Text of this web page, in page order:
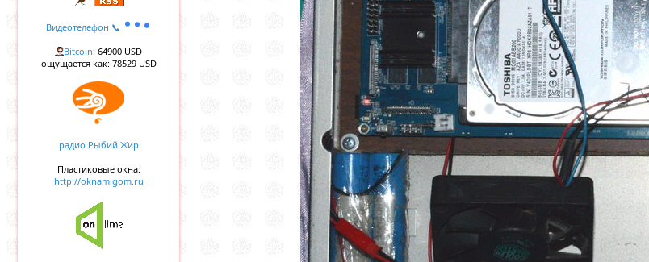
Видеотелефон 📞
Bitcoin: 64900 USD
ощущается как: 78529 USD
радио Рыбий Жир
Пластиковые окна:
http://oknamigom.ru